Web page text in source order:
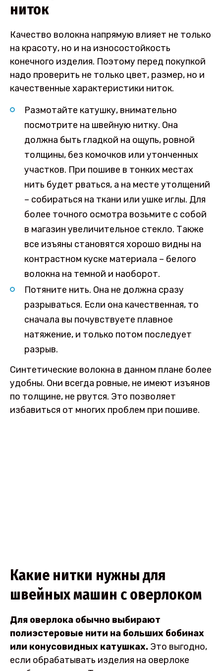
ниток
Качество волокна напрямую влияет не только
на красоту, но и на износостойкость
конечного изделия. Поэтому перед покупкой
надо проверить не только цвет, размер, но и
качественные характеристики ниток.
Размотайте катушку, внимательно
посмотрите на швейную нитку. Она
должна быть гладкой на ощупь, ровной
толщины, без комочков или утонченных
участков. При пошиве в тонких местах
нить будет рваться, а на месте утолщений
– собираться на ткани или ушке иглы. Для
более точного осмотра возьмите с собой
в магазин увеличительное стекло. Также
все изъяны становятся хорошо видны на
контрастном куске материала – белого
волокна на темной и наоборот.
Потяните нить. Она не должна сразу
разрываться. Если она качественная, то
сначала вы почувствуете плавное
натяжение, и только потом последует
разрыв.
Синтетические волокна в данном плане более
удобны. Они всегда ровные, не имеют изъянов
по толщине, не рвутся. Это позволяет
избавиться от многих проблем при пошиве.
Какие нитки нужны для
швейных машин с оверлоком
Для оверлока обычно выбирают
полиэстеровые нити на больших бобинах
или конусовидных катушках. Это выгодно,
если обрабатывать изделия на оверлоке